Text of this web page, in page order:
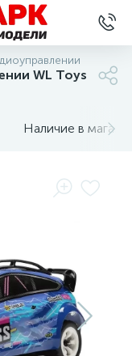
WL Toys
Наличие в